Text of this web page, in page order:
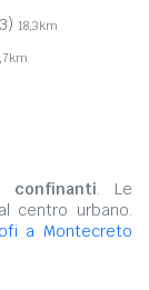
18,3km
confinanti. Le
centro urbano.
a Montecreto